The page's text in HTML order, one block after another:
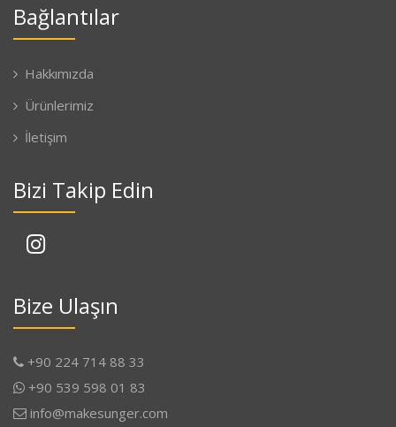
Bağlantılar
Hakkımızda
Ürünlerimiz
İletişim
Bizi Takip Edin
Bize Ulaşın
+90 224 714 88 33
+90 539 598 01 83
info@makesunger.com